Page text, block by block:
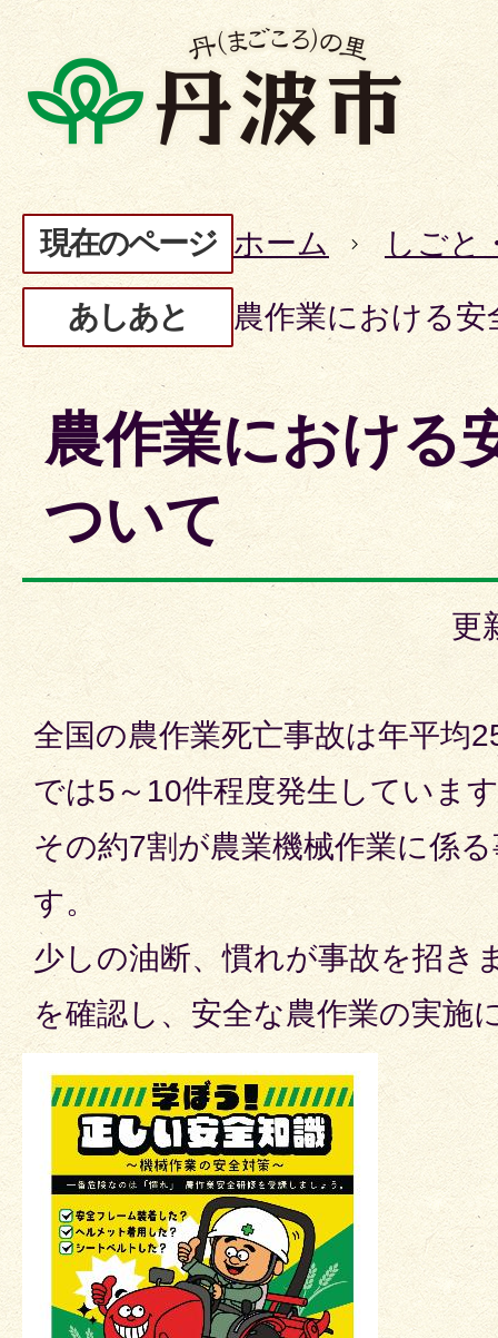
現在のページ ホーム しごと
あしあと 農作業における
農作業における
ついて
更
全国の農作業死亡事故は年平均
では5～10件程度発生していま
その約7割が農業機械作業に係
す。
少しの油断、慣れが事故を招き
を確認し、安全な農作業の実施